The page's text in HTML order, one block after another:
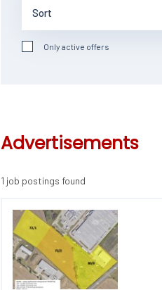
Only active offers
Advertisements
1 job postings found